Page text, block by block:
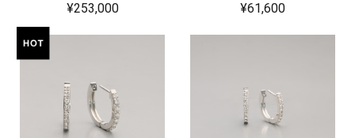
¥253,000 ¥61,600